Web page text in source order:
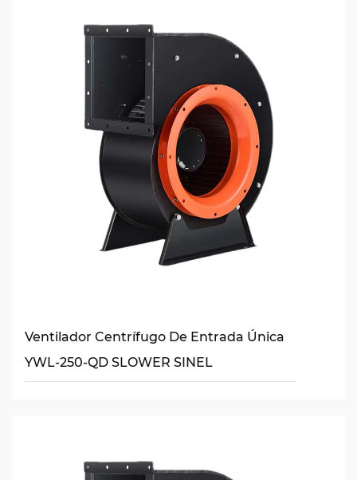
Ventilador Centrífugo De Entrada Única
YWL-250-QD SLOWER SINEL